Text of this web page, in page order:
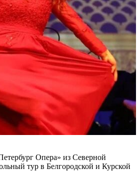
Опера» из Северной
тур в Белгородской и Курской